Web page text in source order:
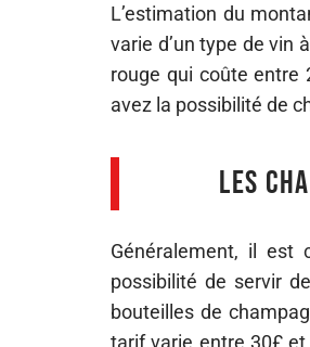
L’estimation du
varie d’un type de vin
rouge qui coûte entre
avez la possibilité de
Les
Généralement, il est
possibilité de servir
bouteilles de
tarif varie entre 30£ et